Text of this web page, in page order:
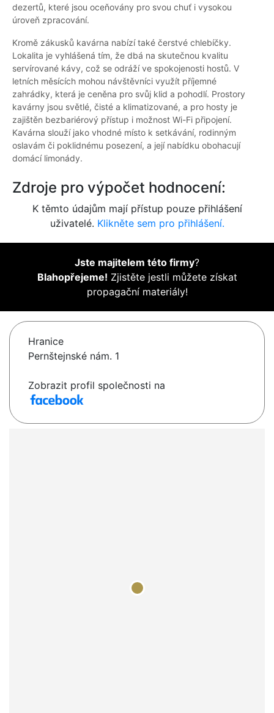
dezertů, které jsou oceňovány pro svou chuť i vysokou
úroveň zpracování.
Kromě zákusků kavárna nabízí také čerstvé chlebíčky.
Lokalita je vyhlášená tím, že dbá na skutečnou kvalitu
servírované kávy, což se odráží ve spokojenosti hostů. V
letních měsících mohou návštěvníci využít příjemné
zahrádky, která je ceněna pro svůj klid a pohodlí. Prostory
kavárny jsou světlé, čisté a klimatizované, a pro hosty je
zajištěn bezbariérový přístup i možnost Wi-Fi připojení.
Kavárna slouží jako vhodné místo k setkávání, rodinným
oslavám či poklidnému posezení, a její nabídku obohacují
domácí limonády.
Zdroje pro výpočet hodnocení:
K těmto údajům mají přístup pouze přihlášení
uživatelé. Klikněte sem pro přihlášení.
Jste majitelem této firmy?
Blahopřejeme! Zjistěte jestli můžete získat
propagační materiály!
Hranice
Pernštejnské nám. 1
Zobrazit profil společnosti na